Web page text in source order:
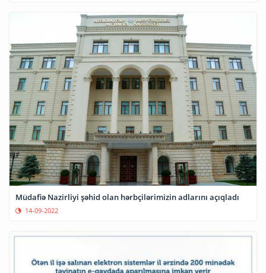
Müdafiə Nazirliyi şəhid olan hərbçilərimizin adlarını açıqladı
14-09-2022